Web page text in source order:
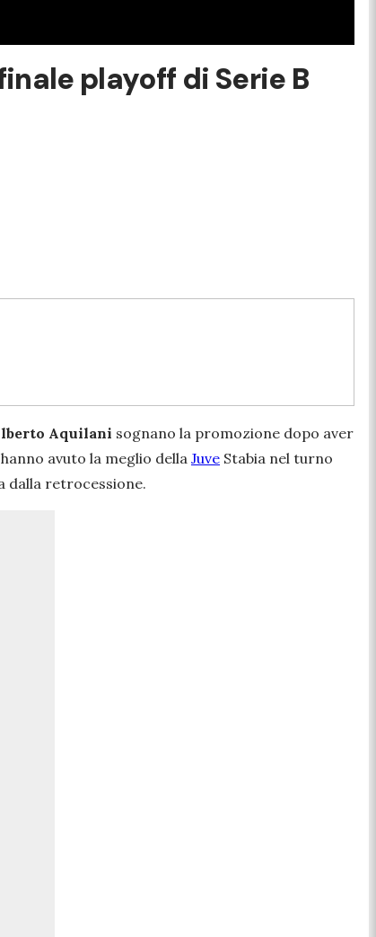
playoff di Serie B
Aquilani sognano la promozione dopo aver
avuto la meglio della Juve Stabia nel turno
dalla retrocessione.